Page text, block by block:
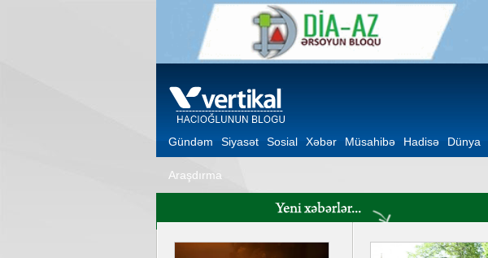
Gündəm Siyasət Sosial Xəbər Müsahibə Hadisə Dünya
Araşdırma